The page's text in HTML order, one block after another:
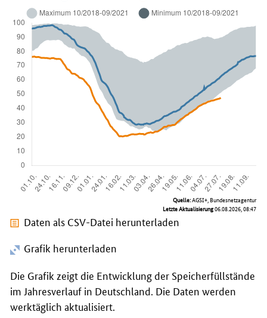
Quelle:AGSI+, Bundesnetzagentur
Letzte Aktualisierung06.08.2026, 08:47
Daten als CSV-Datei herunterladen
Grafik herunterladen
Die Grafik zeigt die Entwicklung der Speicherfüllstände
im Jahresverlauf in Deutschland. Die Daten werden
werktäglich aktualisiert.